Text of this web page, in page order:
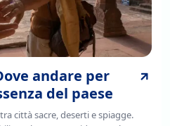
andare per
del paese
città sacre, deserti e spiagge.